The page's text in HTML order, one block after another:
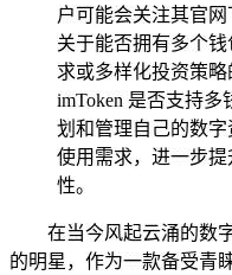
户可能会关注其官
关于能否拥有多个
求或多样化投资策
imToken 是否支持
划和管理自己的数
使用需求，进一步
性。
在当今风起云涌的数
的明星，作为一款备受青